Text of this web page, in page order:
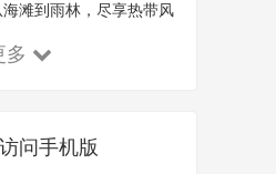
滩到雨林，尽享热带风
多
问手机版